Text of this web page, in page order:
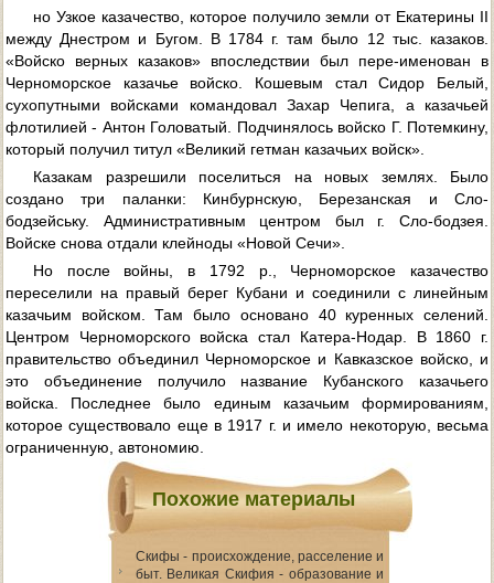
но Узкое казачество, которое получило земли от Екатерины II
между Днестром и Бугом. В 1784 г. там было 12 тыс. казаков.
«Войско верных казаков» впоследствии был пере-именован в
Черноморское казачье войско. Кошевым стал Сидор Белый,
сухопутными войсками командовал Захар Чепига, а казачьей
флотилией - Антон Головатый. Подчинялось войско Г. Потемкину,
который получил титул «Великий гетман казачьих войск».
Казакам разрешили поселиться на новых землях. Было
создано три паланки: Кинбурнскую, Березанская и Сло-
бодзейську. Административным центром был г. Сло-бодзея.
Войске снова отдали клейноды «Новой Сечи».
Но после войны, в 1792 p., Черноморское казачество
переселили на правый берег Кубани и соединили с линейным
казачьим войском. Там было основано 40 куренных селений.
Центром Черноморского войска стал Катера-Нодар. В 1860 г.
правительство объединил Черноморское и Кавказское войско, и
это объединение получило название Кубанского казачьего
войска. Последнее было единым казачьим формированиям,
которое существовало еще в 1917 г. и имело некоторую, весьма
ограниченную, автономию.
Похожие материалы
Скифы - происхождение, расселение и
быт. Великая Скифия - образование и